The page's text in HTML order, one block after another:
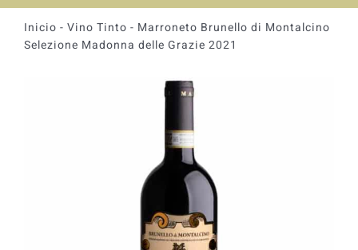
Colecciones
Catas y Actividades
Inicio - Vino Tinto - Marroneto Brunello di Montalcino
Selezione Madonna delle Grazie 2021